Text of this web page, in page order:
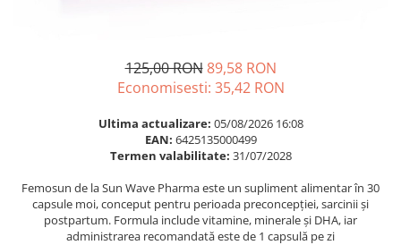
Slabire si control greutate
Supliment Complexe
Supliment Fier
Supliment Magneziu
125,00 RON 89,58 RON
Economisesti: 35,42 RON
Ultima actualizare: 05/08/2026 16:08
EAN: 6425135000499
Termen valabilitate: 31/07/2028
Femosun de la Sun Wave Pharma este un supliment alimentar în 30
capsule moi, conceput pentru perioada preconcepției, sarcinii și
postpartum. Formula include vitamine, minerale și DHA, iar
administrarea recomandată este de 1 capsulă pe zi